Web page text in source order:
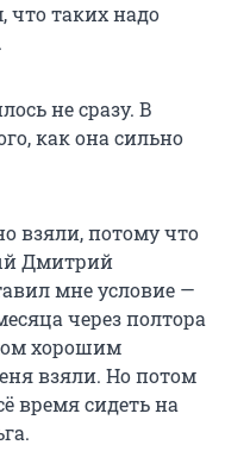
что таких надо
не сразу. В
как она сильно
взяли, потому что
Дмитрий
мне условие —
через полтора
хорошим
взяли. Но потом
время сидеть на